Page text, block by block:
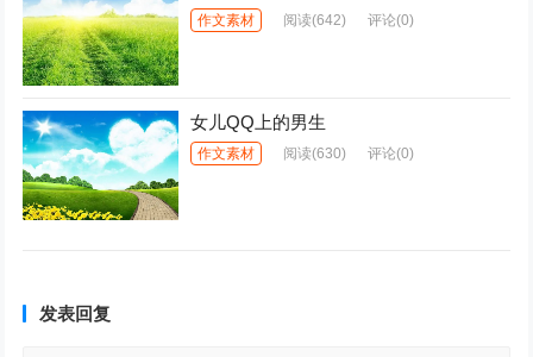
作文素材 阅读(642) 评论(0)
女儿QQ上的男生
作文素材 阅读(630) 评论(0)
发表回复